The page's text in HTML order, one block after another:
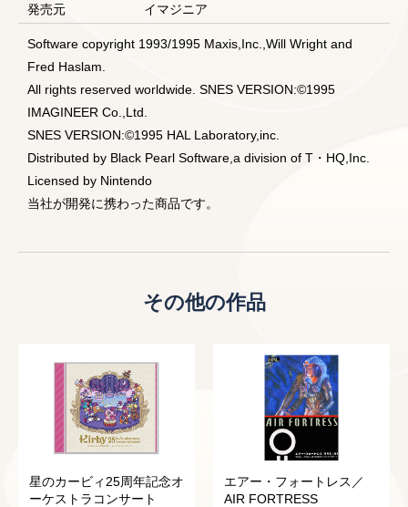
発売元
イマジニア
Software copyright 1993/1995 Maxis,Inc.,Will Wright and
Fred Haslam.
All rights reserved worldwide. SNES VERSION:©1995
IMAGINEER Co.,Ltd.
SNES VERSION:©1995 HAL Laboratory,inc.
Distributed by Black Pearl Software,a division of T・HQ,Inc.
Licensed by Nintendo
当社が開発に携わった商品です。
その他の作品
星のカービィ25周年記念オ
ーケストラコンサート
エアー・フォートレス／
AIR FORTRESS